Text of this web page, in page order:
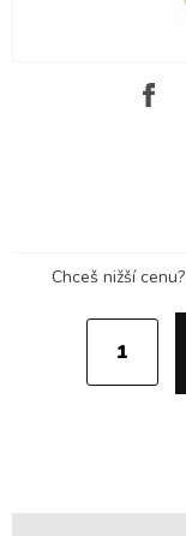
Chceš nižší cenu?